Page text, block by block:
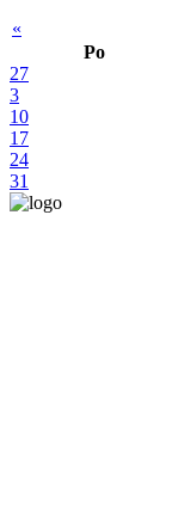
«
Po
27
3
10
17
24
31